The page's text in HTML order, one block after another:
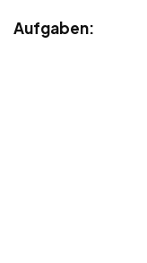
Aufgaben: